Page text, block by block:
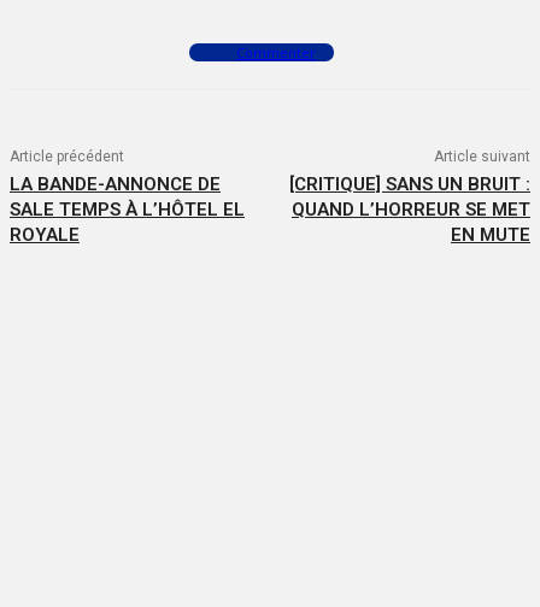
Commenter
Article précédent
LA BANDE-ANNONCE DE
SALE TEMPS À L’HÔTEL EL
ROYALE
Article suivant
[CRITIQUE] SANS UN BRUIT :
QUAND L’HORREUR SE MET
EN MUTE